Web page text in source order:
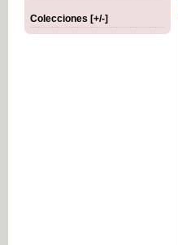
Colecciones [+/-]